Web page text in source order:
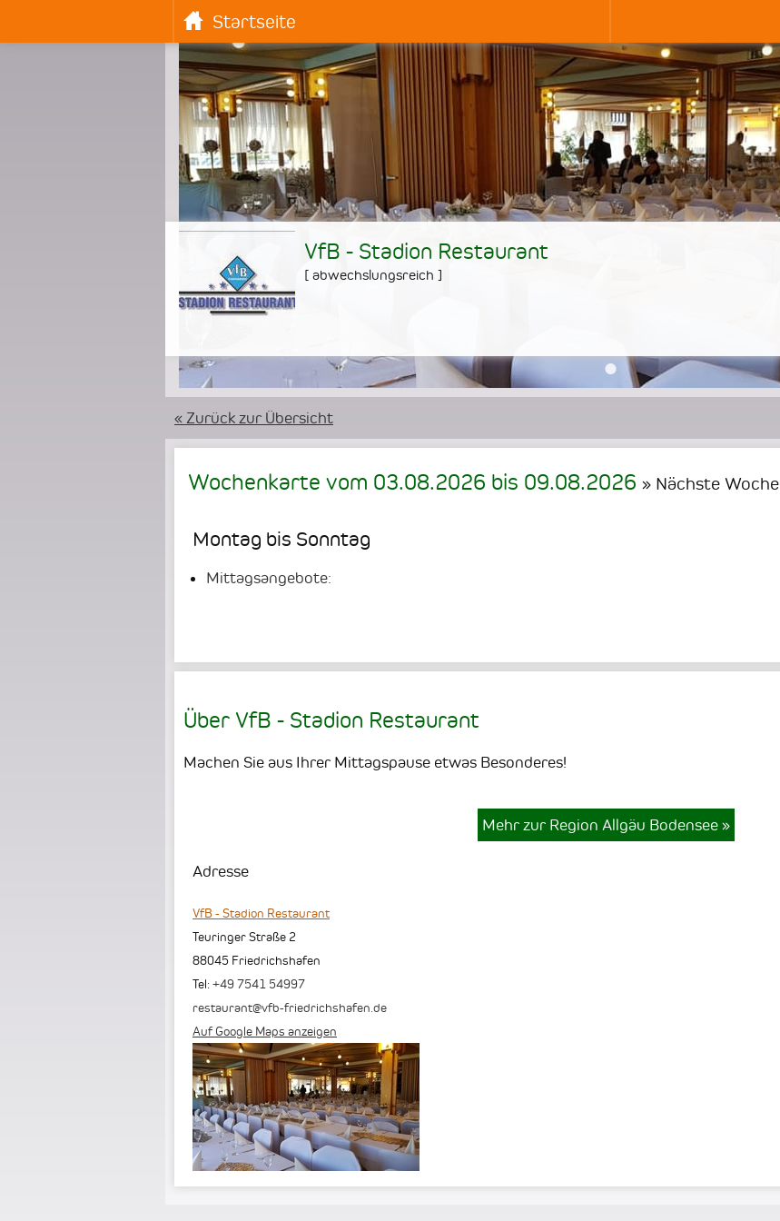
Startseite
VfB - Stadion Restaurant
[ abwechslungsreich ]
•
« Zurück zur Übersicht
Wochenkarte vom 03.08.2026 bis 09.08.2026 » Nächste Woche
Montag bis Sonntag
Mittagsangebote:
Über VfB - Stadion Restaurant
Machen Sie aus Ihrer Mittagspause etwas Besonderes!
Mehr zur Region Allgäu Bodensee »
Adresse
VfB - Stadion Restaurant
Teuringer Straße 2
88045 Friedrichshafen
Tel: +49 7541 54997
restaurant@vfb-friedrichshafen.de
Auf Google Maps anzeigen